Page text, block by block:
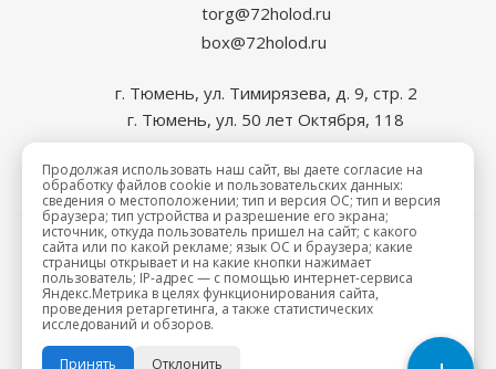
torg@72holod.ru
box@72holod.ru
г. Тюмень, ул. Тимирязева, д. 9, стр. 2
г. Тюмень, ул. 50 лет Октября, 118
2026 © Промхолод-торг
Продолжая использовать наш сайт, вы даете согласие на
обработку файлов cookie и пользовательских данных:
сведения о местоположении; тип и версия ОС; тип и версия
браузера; тип устройства и разрешение его экрана;
источник, откуда пользователь пришел на сайт; с какого
сайта или по какой рекламе; язык ОС и браузера; какие
страницы открывает и на какие кнопки нажимает
пользователь; IP-адрес — с помощью интернет-сервиса
Яндекс.Метрика в целях функционирования сайта,
проведения ретаргетинга, а также статистических
исследований и обзоров.
Принять Отклонить